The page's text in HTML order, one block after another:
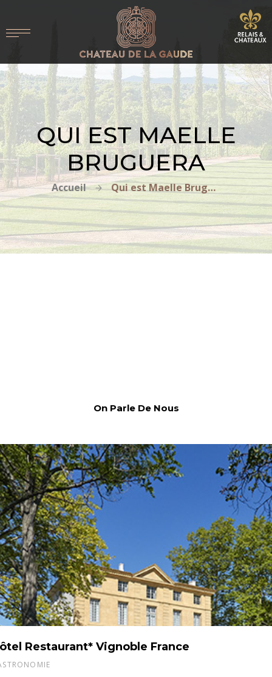
QUI EST MAELLE
BRUGUERA
Accueil Qui est Maelle Bruguera
On Parle De Nous
Restaurant* Vignoble France